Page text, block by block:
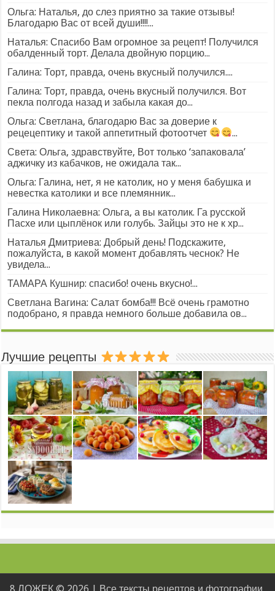
Ольга: Наталья, до слез приятно за такие отзывы!
Благодарю Вас от всей души!!!!...
Наталья: Спасибо Вам огромное за рецепт! Получился
обалденный торт. Делала двойную порцию...
Галина: Торт, правда, очень вкусный получился....
Галина: Торт, правда, очень вкусный получился. Вот
пекла полгода назад и забыла какая до...
Ольга: Светлана, благодарю Вас за доверие к
рецецептику и такой аппетитный фотоотчет
...
Света: Ольга, здравствуйте, Вот только ‘запаковала’
аджичку из кабачков, не ожидала так...
Ольга: Галина, нет, я не католик, но у меня бабушка и
невестка католики и все племянник...
Галина Николаевна: Ольга, а вы католик. Га русской
Пасхе или цыплёнок или голубь. Зайцы это не к хр...
Наталья Дмитриева: Добрый день! Подскажите,
пожалуйста, в какой момент добавлять чеснок? Не
увидела...
ТАМАРА Кушнир: спасибо! очень вкусно!...
Светлана Вагина: Салат бомба!!! Всё очень грамотно
подобрано, я правда немного больше добавила ов...
Лучшие рецепты